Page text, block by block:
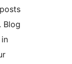
Blog